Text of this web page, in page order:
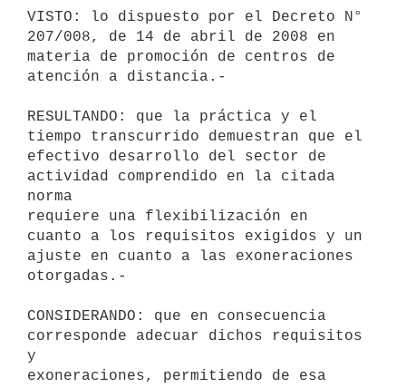
VISTO: lo dispuesto por el Decreto N°
207/008, de 14 de abril de 2008 en
materia de promoción de centros de
atención a distancia.-
RESULTANDO: que la práctica y el
tiempo transcurrido demuestran que el
efectivo desarrollo del sector de
actividad comprendido en la citada
norma
requiere una flexibilización en
cuanto a los requisitos exigidos y un
ajuste en cuanto a las exoneraciones
otorgadas.-
CONSIDERANDO: que en consecuencia
corresponde adecuar dichos requisitos
y
exoneraciones, permitiendo de esa